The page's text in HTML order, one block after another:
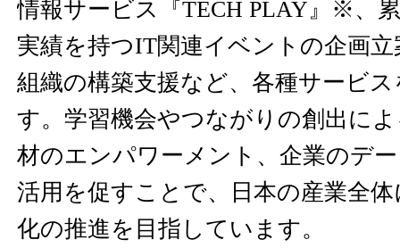
情報サービス『TECH PLAY』※、
実績を持つIT関連イベントの企画
組織の構築支援など、各種サービ
す。学習機会やつながりの創出に
材のエンパワーメント、企業のデ
活用を促すことで、日本の産業全
化の推進を目指しています。